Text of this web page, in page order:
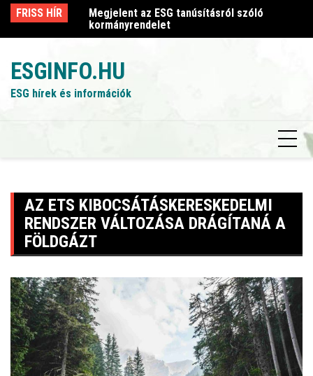
Skip
content
FRISS HÍR
szóló
Megjelent az ESG tanúsításról szóló
kormányrendelet
ESGINFO.HU
ESG hírek és információk
AZ ETS KIBOCSÁTÁSKERESKEDELMI
RENDSZER VÁLTOZÁSA DRÁGÍTANÁ A
FÖLDGÁZT